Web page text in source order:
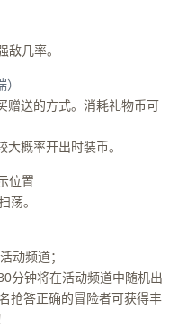
几率。
赠送的方式。消耗礼物币可
概率开出时装币。
位置
荡。
动频道；
分钟将在活动频道中随机出
抢答正确的冒险者可获得丰